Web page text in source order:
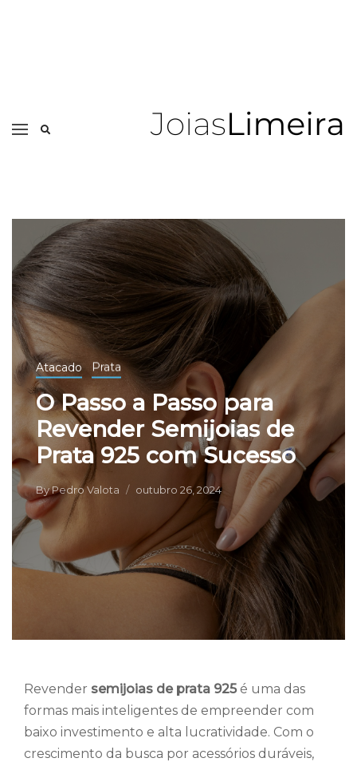
Atacado Prata
O Passo a Passo para
Revender Semijoias de
Prata 925 com Sucesso
ByPedro Valota outubro 26, 2024
Revender semijoias de prata 925 é uma das
formas mais inteligentes de empreender com
baixo investimento e alta lucratividade. Com o
crescimento da busca por acessórios duráveis,